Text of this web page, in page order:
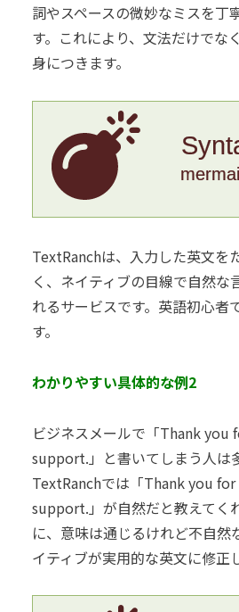
詞やスペースの微妙なミスを丁
す。これにより、文法だけでな
身につきます。
TextRanchは、入力した英文を
く、ネイティブの目線で自然な
れるサービスです。英語初心者
す。
わかりやすい具体的な例2
ビジネスメールで「Thank
support.」と書いてしまう人は
TextRanchでは「Thank you
support.」が自然だと教えてく
に、意味は通じるけれど不自然
イティブが実用的な英文に修正